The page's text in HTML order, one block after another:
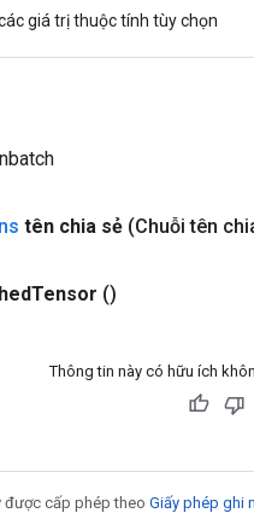
giá trị thuộc tính tùy chọn
tên chia sẻ (Chuỗi tên
Tensor ()
Thông tin này có hữu ích
được cấp phép theo Giấy phép ghi